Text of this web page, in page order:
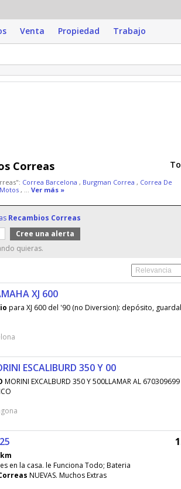
Venta Propiedad Trabajo
Correas
Correa Barcelona , Burgman Correa , Correa De
, ... Ver más »
Recambios Correas
quieras.
XJ 600
para XJ 600 del '90 (no Diversion): depósito,
ESCALIBURD 350 Y 00
MORINI EXCALBURD 350 Y 500LLAMAR AL
en la casa. le Funciona Todo; Bateria
NUEVAS. Muchos Extras